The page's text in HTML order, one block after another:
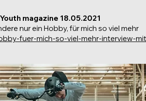
Youth magazine 18.05.2021
nur ein Hobby, für mich so viel mehr
fuer-mich-so-viel-mehr-interview-